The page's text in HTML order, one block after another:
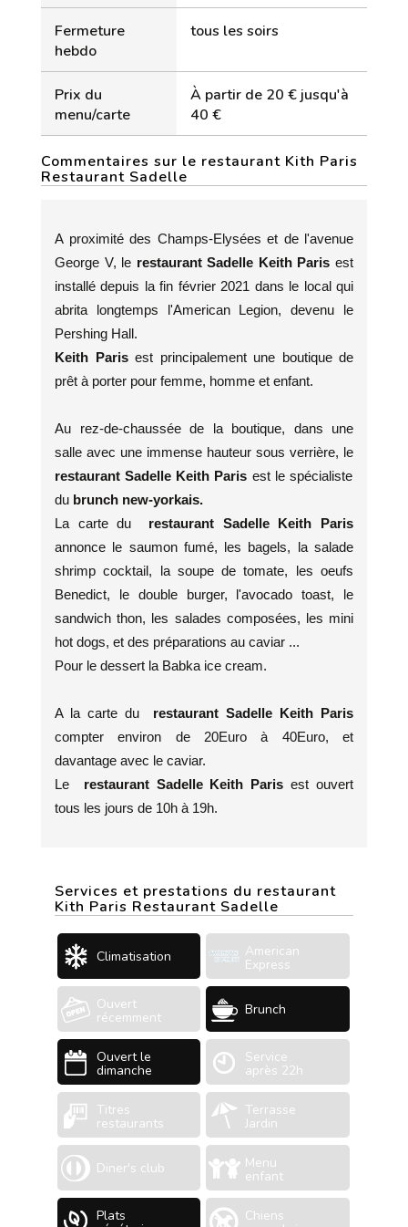
Fermeture
hebdo
tous les soirs
Prix du
menu/carte
À partir de 20 € jusqu'à
40 €
Commentaires sur le restaurant Kith Paris
Restaurant Sadelle
A proximité des Champs-Elysées et de l'avenue
George V, le restaurant Sadelle Keith Parisest
installé depuis la fin février 2021 dans le local qui
abrita longtemps l'American Legion, devenu le
Pershing Hall.
Keith Paris est principalement une boutique de
prêt à porter pour femme, homme et enfant.
Au rez-de-chaussée de la boutique, dans une
salle avec une immense hauteur sous verrière, le
restaurant Sadelle Keith Paris est le spécialiste
du brunch new-yorkais.
La carte du
restaurant Sadelle Keith Paris
annonce le saumon fumé, les bagels, la salade
shrimp cocktail, la soupe de tomate, les oeufs
Benedict, le double burger, l'avocado toast, le
sandwich thon, les salades composées, les mini
hot dogs, et des préparations au caviar ...
Pour le dessert la Babka ice cream.
A la carte du
restaurant Sadelle Keith Paris
compter environ de 20Euro à 40Euro, et
davantage avec le caviar.
Le
restaurant Sadelle Keith Parisest ouvert
tous les jours de 10h à 19h.
Services et prestations du restaurant
Kith Paris Restaurant Sadelle
Climatisation American
Express
Ouvert
récemment Brunch
Ouvert le
dimanche
Service
après 22h
Titres
restaurants
Terrasse
Jardin
Diner's club Menu
enfant
Plats Chiens